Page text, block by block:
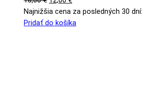
cena
bola:
cena
je:
Najnižšia cena za posledných 30 dní:
Pridať do košíka